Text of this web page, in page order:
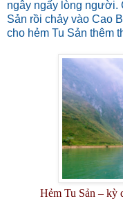
ngây ngấy lòng người.
Sản rồi chảy vào Cao
cho hẻm Tu Sản thêm
Hẻm Tu Sản – kỳ